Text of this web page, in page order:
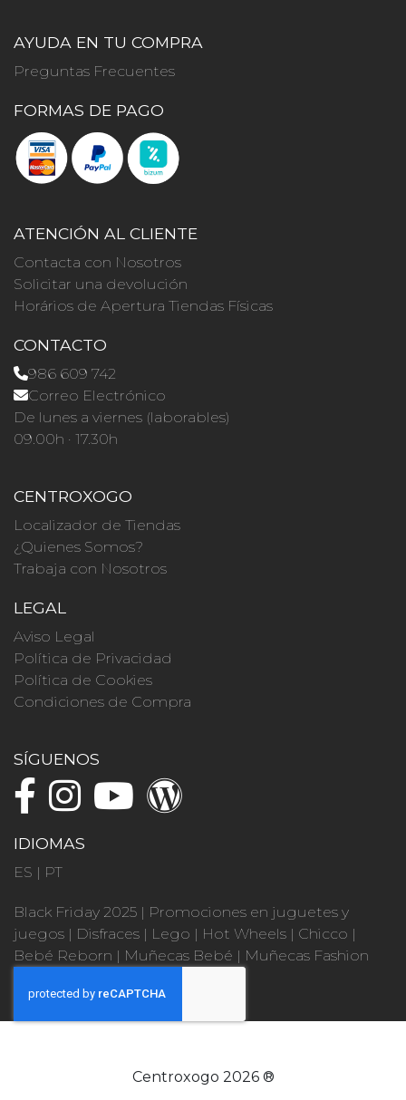
AYUDA EN TU COMPRA
Preguntas Frecuentes
FORMAS DE PAGO
ATENCIÓN AL CLIENTE
Contacta con Nosotros
Solicitar una devolución
Horários de Apertura Tiendas Físicas
CONTACTO
986 609 742
Correo Electrónico
De lunes a viernes (laborables)
09.00h · 17.30h
CENTROXOGO
Localizador de Tiendas
¿Quienes Somos?
Trabaja con Nosotros
LEGAL
Aviso Legal
Política de Privacidad
Política de Cookies
Condiciones de Compra
SÍGUENOS
IDIOMAS
ES | PT
Black Friday 2025 | Promociones en juguetes y
juegos | Disfraces | Lego | Hot Wheels | Chicco |
Bebé Reborn | Muñecas Bebé | Muñecas Fashion
Centroxogo 2026 ®